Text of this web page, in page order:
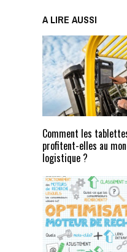
A LIRE AUSSI
Comment les
profitent-elles au
logistique ?